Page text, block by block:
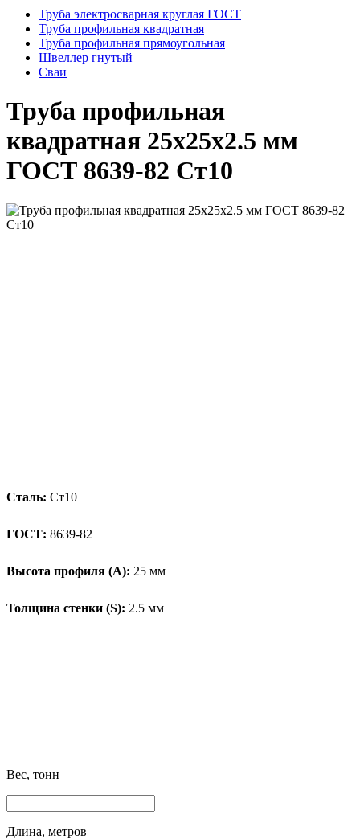
Труба электросварная круглая ГОСТ
Труба профильная квадратная
Труба профильная прямоугольная
Швеллер гнутый
Сваи
Труба профильная
квадратная 25x25x2.5 мм
ГОСТ 8639-82 Ст10
Сталь: Ст10
ГОСТ: 8639-82
Высота профиля (А): 25 мм
Толщина стенки (S): 2.5 мм
Вес, тонн
Длина, метров